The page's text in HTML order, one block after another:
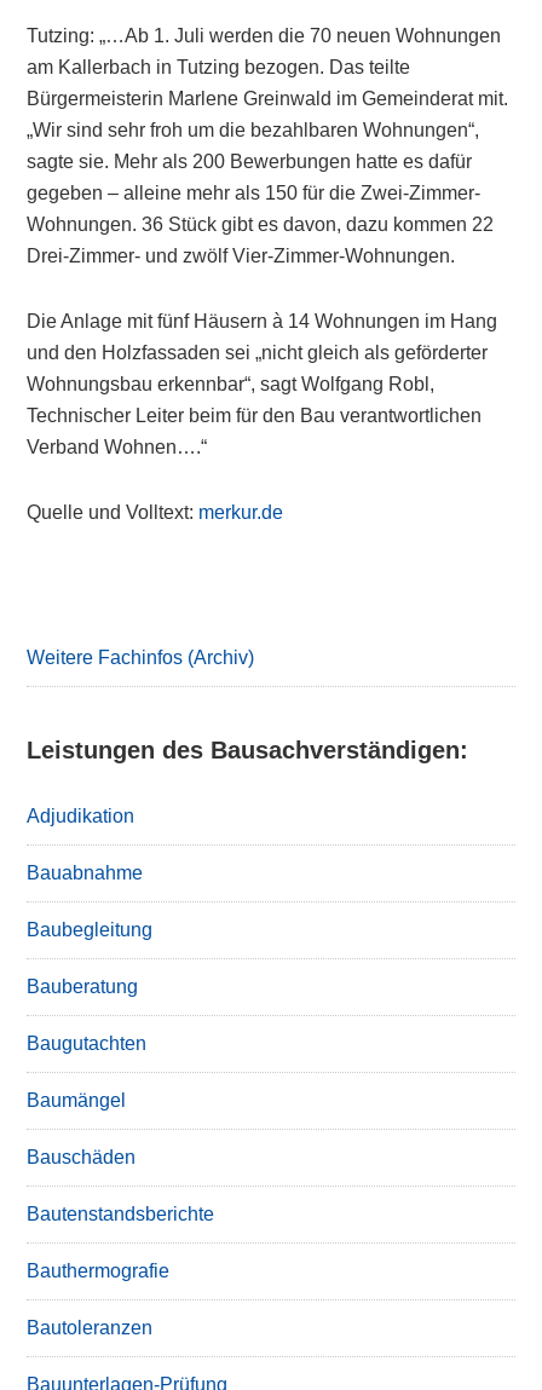
Tutzing: „…Ab 1. Juli werden die 70 neuen Wohnungen
am Kallerbach in Tutzing bezogen. Das teilte
Bürgermeisterin Marlene Greinwald im Gemeinderat mit.
„Wir sind sehr froh um die bezahlbaren Wohnungen“,
sagte sie. Mehr als 200 Bewerbungen hatte es dafür
gegeben – alleine mehr als 150 für die Zwei-Zimmer-
Wohnungen. 36 Stück gibt es davon, dazu kommen 22
Drei-Zimmer- und zwölf Vier-Zimmer-Wohnungen.
Die Anlage mit fünf Häusern à 14 Wohnungen im Hang
und den Holzfassaden sei „nicht gleich als geförderter
Wohnungsbau erkennbar“, sagt Wolfgang Robl,
Technischer Leiter beim für den Bau verantwortlichen
Verband Wohnen….“
Quelle und Volltext: merkur.de
Weitere Fachinfos (Archiv)
Leistungen des Bausachverständigen:
Adjudikation
Bauabnahme
Baubegleitung
Bauberatung
Baugutachten
Baumängel
Bauschäden
Bautenstandsberichte
Bauthermografie
Bautoleranzen
Bauunterlagen-Prüfung